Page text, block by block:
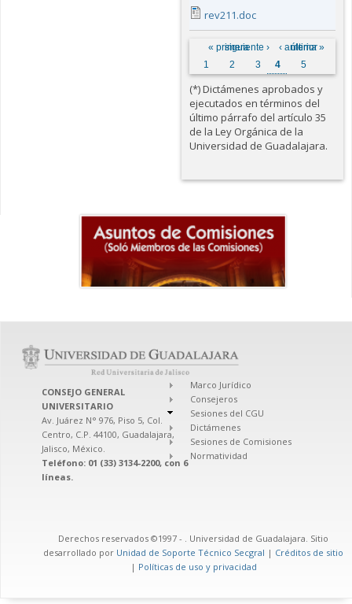
rev211.doc
Páginas
« primera
‹ anterior
1
2 3 4 5
siguiente › última »
(*) Dictámenes aprobados y
ejecutados en términos del
último párrafo del artículo 35
de la Ley Orgánica de la
Universidad de Guadalajara.
CONSEJO GENERAL
UNIVERSITARIO
Av. Juárez N° 976, Piso 5, Col.
Centro, C.P. 44100, Guadalajara,
Jalisco, México.
Teléfono: 01 (33) 3134-2200, con 6
líneas.
Marco Jurídico
Consejeros
Sesiones del CGU
Dictámenes
Sesiones de Comisiones
Normatividad
Derechos reservados ©1997 - . Universidad de Guadalajara. Sitio
desarrollado por Unidad de Soporte Técnico Secgral | Créditos de sitio
| Políticas de uso y privacidad